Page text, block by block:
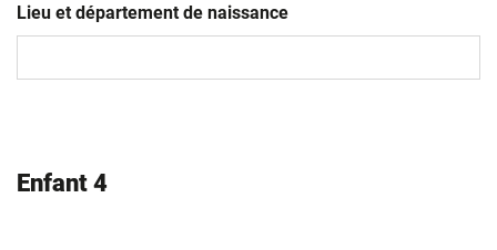
slash
MM
Lieu et département de naissance
Enfant 4